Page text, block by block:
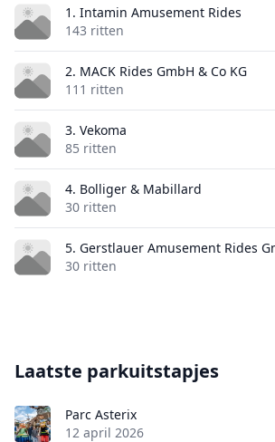
1. Intamin Amusement Rides
143 ritten
2. MACK Rides GmbH & Co KG
111 ritten
3. Vekoma
85 ritten
4. Bolliger & Mabillard
30 ritten
5. Gerstlauer Amusement Rides
30 ritten
Laatste parkuitstapjes
Parc Asterix
12 april 2026